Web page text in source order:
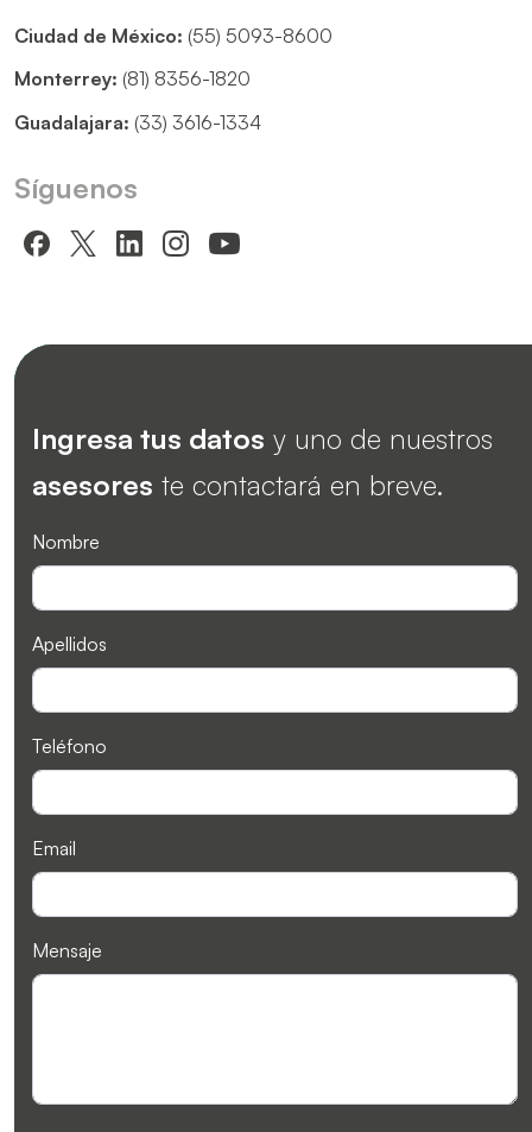
Ciudad de México: (55) 5093-8600
Monterrey: (81) 8356-1820
Guadalajara: (33) 3616-1334
Síguenos
Ingresa tus datos y uno de nuestros
asesores te contactará en breve.
Nombre
Apellidos
Teléfono
Email
Mensaje